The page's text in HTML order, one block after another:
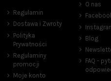
Regulamin
Dostawa i Zwroty
Polityka
Prywatności
Regulaminy
promocji
Moje konto
O nas
Blog
FAQ -